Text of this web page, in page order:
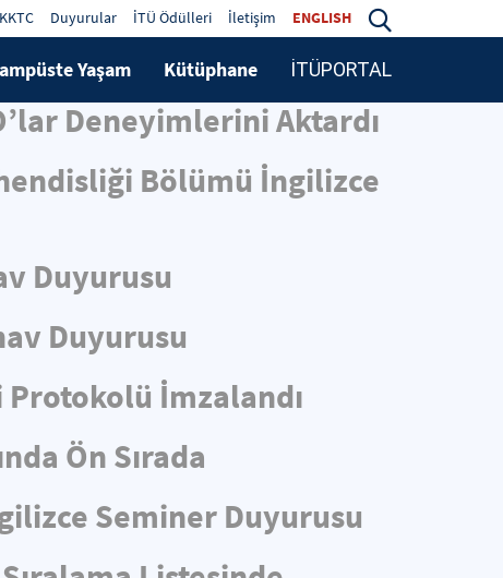
Duyurular İTÜ Ödülleri İletişim ENGLISH
Yaşam Kütüphane İTÜPORTAL
Deneyimlerini Aktardı
Bölümü İngilizce
Duyurusu
Duyurusu
Protokolü İmzalandı
Ön Sırada
Seminer Duyurusu